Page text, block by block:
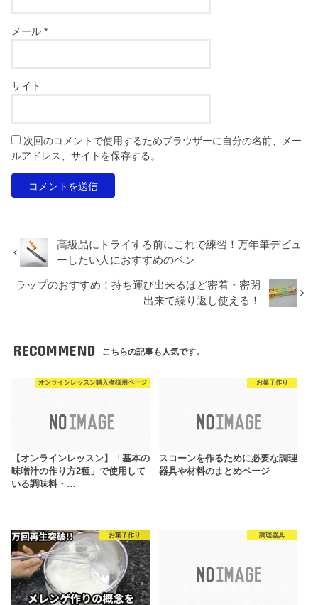
メール*
サイト
次回のコメントで使用するためブラウザーに自分の名前、メー
ルアドレス、サイトを保存する。
高級品にトライする前にこれで練習！万年筆デビュ
ーしたい人におすすめのペン
ラップのおすすめ！持ち運び出来るほど密着・密閉
出来て繰り返し使える！
RECOMMEND こちらの記事も人気です。
オンラインレッスン購入者様用ページ
【オンラインレッスン】「基本の
味噌汁の作り方2種」で使用して
いる調味料・…
お菓子作り
スコーンを作るために必要な調理
器具や材料のまとめページ
お菓子作り 調理器具